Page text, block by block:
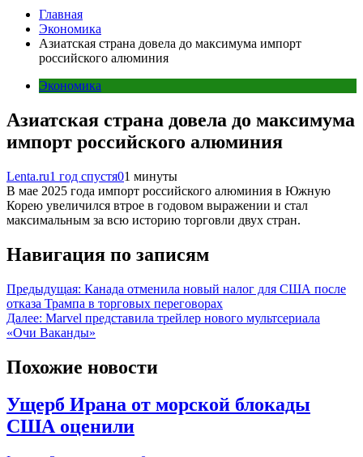
Главная
Экономика
Азиатская страна довела до максимума импорт
российского алюминия
Экономика
Азиатская страна довела до максимума
импорт российского алюминия
Lenta.ru1 год спустя01 минуты
В мае 2025 года импорт российского алюминия в Южную
Корею увеличился втрое в годовом выражении и стал
максимальным за всю историю торговли двух стран.
Навигация по записям
Предыдущая: Канада отменила новый налог для США после
отказа Трампа в торговых переговорах
Далее: Marvel представила трейлер нового мультсериала
«Очи Ваканды»
Похожие новости
Ущерб Ирана от морской блокады
США оценили